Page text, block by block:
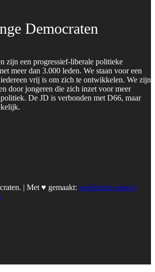
Democraten
zijn een progressief-liberale politieke
meer dan 3.000 leden. We staan voor een
vrij is om zich te ontwikkelen. We zijn
door jongeren die zich inzet voor meer
De JD is verbonden met D66, maar
| Met ♥︎ gemaakt: webdesign agency